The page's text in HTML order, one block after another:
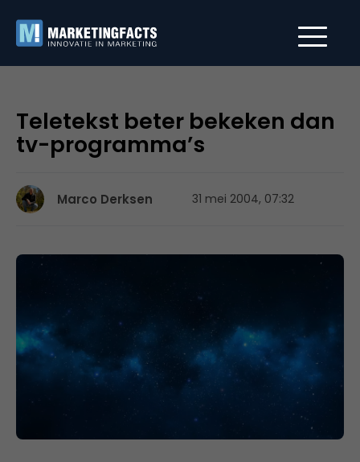
Teletekst beter bekeken dan
tv-programma’s
Marco Derksen 31 mei 2004, 07:32